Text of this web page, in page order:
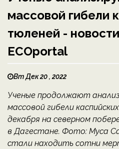
массовой гибели
тюленей -
ECOportal
Вт Дек 20 , 2022
Ученые продолжают
массовой гибели
декабря на северном
в Дагестане. Фото: Муса
стали находить сотни